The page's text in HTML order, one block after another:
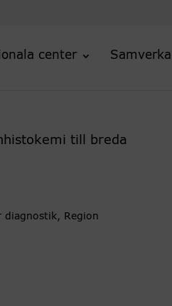
center
till breda
diagnostik, Region